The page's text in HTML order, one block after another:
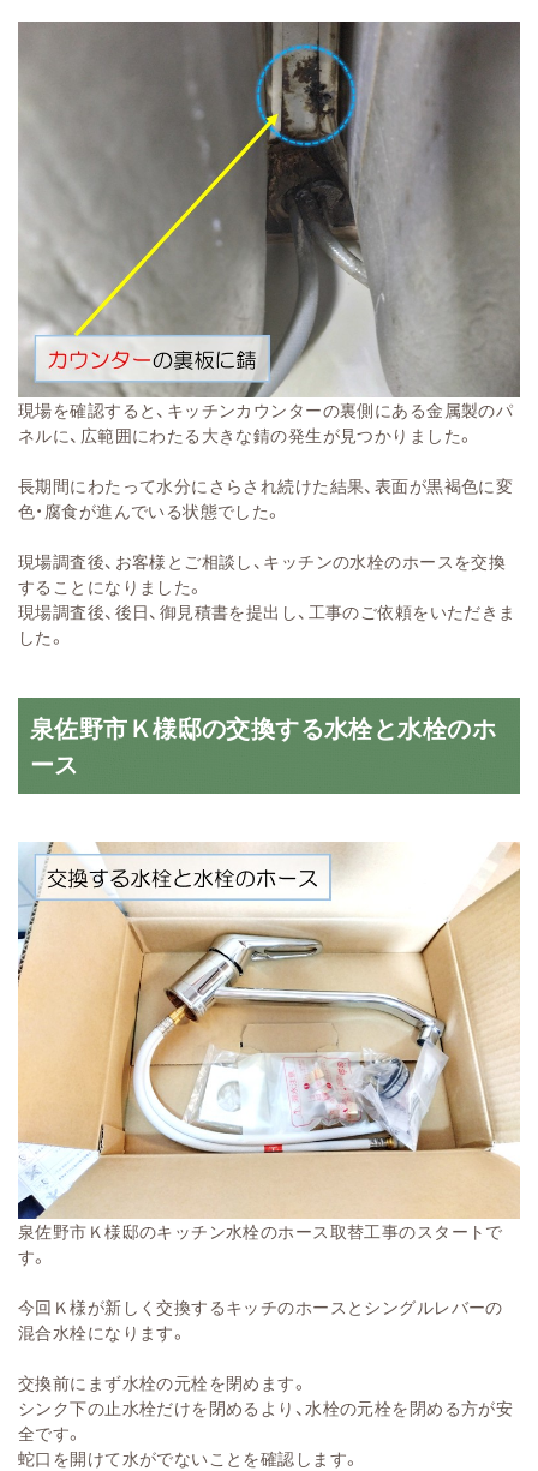
現場を確認すると、キッチンカウンターの裏側にある金属製のパ
ネルに、広範囲にわたる大きな錆の発生が見つかりました。
長期間にわたって水分にさらされ続けた結果、表面が黒褐色に変
色・腐食が進んでいる状態でした。
現場調査後、お客様とご相談し、キッチンの水栓のホースを交換
することになりました。
現場調査後、後日、御見積書を提出し、工事のご依頼をいただきま
した。
泉佐野市Ｋ様邸の交換する水栓と水栓のホ
ース
泉佐野市Ｋ様邸のキッチン水栓のホース取替工事のスタートで
す。
今回Ｋ様が新しく交換するキッチのホースとシングルレバーの
混合水栓になります。
交換前にまず水栓の元栓を閉めます。
シンク下の止水栓だけを閉めるより、水栓の元栓を閉める方が安
全です。
蛇口を開けて水がでないことを確認します。